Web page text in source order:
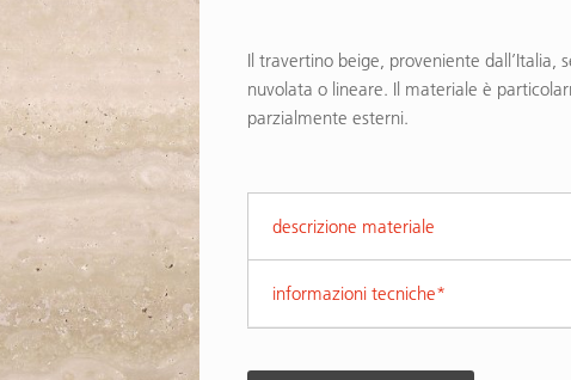
Il travertino beige, proveniente dall’Italia,
nuvolata o lineare. Il materiale è
parzialmente esterni.
descrizione materiale
informazioni tecniche*